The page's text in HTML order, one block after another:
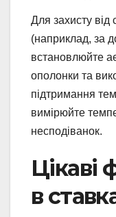
Для захисту від
(наприклад, за
встановлюйте
ополонки та
підтримання
вимірюйте
несподіванок.
Цікаві
в